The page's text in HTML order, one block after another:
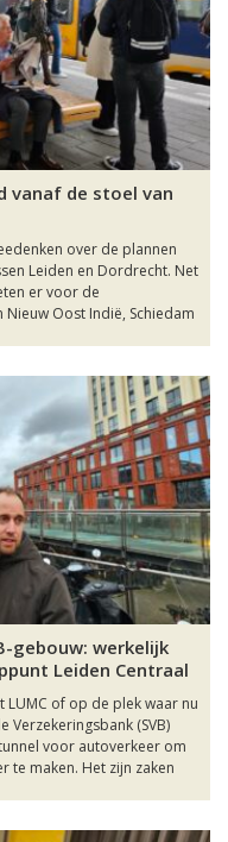
vanaf de stoel van
over de plannen
Leiden en Dordrecht. Net
er voor de
Oost Indië, Schiedam
gebouw: werkelijk
Leiden Centraal
of op de plek waar nu
Verzekeringsbank (SVB)
voor autoverkeer om
te maken. Het zijn zaken